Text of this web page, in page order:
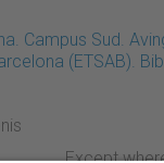
Campus Sud.
(ETSAB).
Except